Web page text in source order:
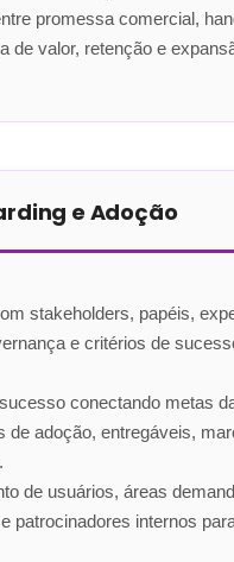
promessa comercial,
de valor, retenção e
e Adoção
stakeholders, papéis,
e critérios de
conectando metas
de adoção, entregáveis,
de usuários, áreas
patrocinadores internos